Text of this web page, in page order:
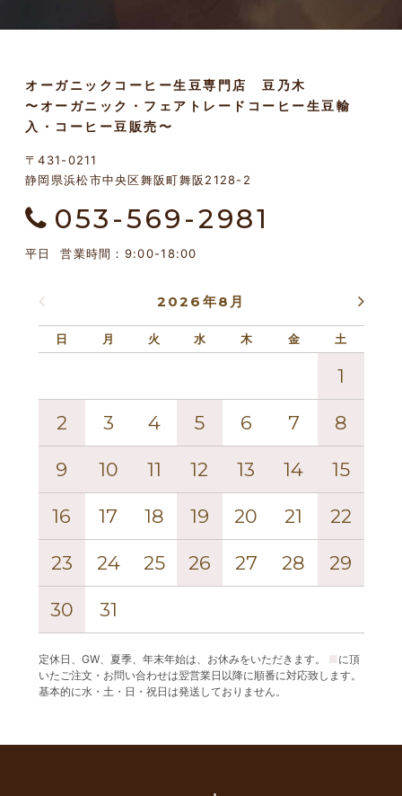
2026年8月
日 月 火 水 木 金 土
1
2 3 4 5 6 7 8
9 10 11 12 13 14 15
16 17 18 19 20 21 22
23 24 25 26 27 28 29
30 31
定休日、GW、夏季、年末年始は、お休みをいただきます。
に頂
いたご注文・お問い合わせは翌営業日以降に順番に対応致します。
基本的に水・土・日・祝日は発送しておりません。
オーガニックコーヒー生豆専門店 豆乃木
〜オーガニック・フェアトレードコーヒー生豆輸
入・コーヒー豆販売〜
〒431-0211
静岡県浜松市中央区舞阪町舞阪2128-2
053-569-2981
平日 営業時間：9:00-18:00